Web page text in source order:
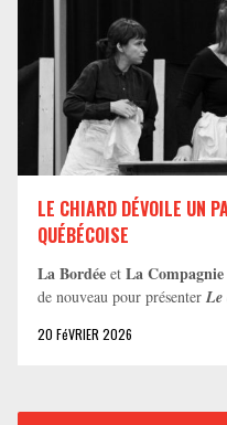
LE CHIARD DÉVOILE UN
QUÉBÉCOISE
La Bordée et La
de nouveau pour présenter Le
20 FéVRIER 2026